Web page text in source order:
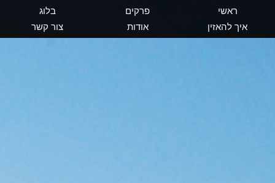
ראשי פרקים
בלוג
איך להאזין
אודות צור קשר